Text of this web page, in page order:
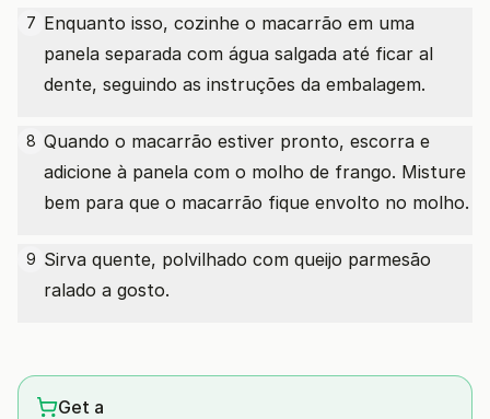
7 Enquanto isso, cozinhe o macarrão em uma
panela separada com água salgada até ficar al
dente, seguindo as instruções da embalagem.
8 Quando o macarrão estiver pronto, escorra e
adicione à panela com o molho de frango. Misture
bem para que o macarrão fique envolto no molho.
9 Sirva quente, polvilhado com queijo parmesão
ralado a gosto.
Get a